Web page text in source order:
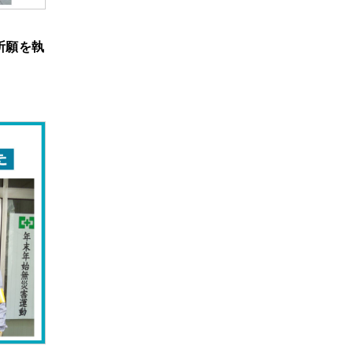
願を執